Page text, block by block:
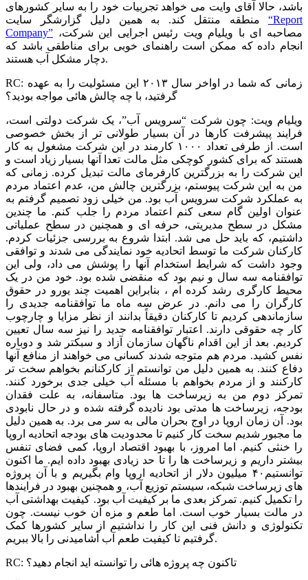
باشد، حالا آقای وایت می خواهد تجربیات خود را به سایر کشورهای
“Report
Company”
انجام داده که ممکن است راهنمای خوبی برای مناطقی باشد که
دچار مشکل آب هستند.
RC: زمانی که شما در اواخر سال ۲۰۱۳ این مسئولیت را به عهده
گرفتید، با چه چالش هائی مواجه بودید؟
ویلیام ویت: چون شرکت “سرویس آب”، یک شرکت دولتی است،
فرایند پیشرفت کارها در آن بسیار طولانی تر از بخش خصوصی
است. از طرفی تعداد ۱۰۰۰ کارمند در این شرکت مشغول به کار
هستند که برای کشور کوچکی مثل مالت تعدا آنها بسیار زیاد است و
این شرکت را به بزرگترین کارفرمای مالت تبدیل کرده. زمانی که
من به این شرکت پیوستم، بزرگترین چالش من، عدم اعتماد مردم
به عملکرد شرکت سرویس آب بود. من خیلی زود تصمیم گرفتم به
عنوان اولین گام سعی کنم اعتماد مردم را جلب کنم. ما چندین
مشکل در سطح مدیریتی، حرفه ای و همچنین در سطح عملیاتی
داشتیم، که باید حل می شد. ابتدا شروع به بررسی جزئیات کردم.
کارکنان شرکت ما توسط اتحادیه خود نمایندگی می شدند و توافقی
وجود داشت که شرایط استخدام آنها را پوشش می داد، ولی این
توافقنامه سه سال و نیم بود که منقضی شده بود. خود من در یک
محیط کارگری رشد کرده ام ، بنابراین اهمیت چند یورو در حقوق
کارگران را می دانم. در عرض سه ماه ما توافقنامه جدیدی را
سازماندهی کردیم تا کارکنان دقیقاً بدانند از نظر مزایا و چارچوب
کار چه حقوقی دارند. اعتبار توافقنامه جدید را نیز سه سال تعیین
کردیم. بعد از این اقدام ناگهان سازمان آزاد و سبکتر شد و دوباره
نفس کشید. مردم هم متوجه شدند کسانی می خواهند از منافع آنها
دفاع کنند. به همین دلیل من توانستم از کارکنانم بخواهم سخت تر
کارکنند و از مردم بخواهم با مسئله آب خیلی جدی برخورد کنند.
تمرکز دوم من به زیرساخت ها بود. متاسفانه، به علت فقدان
بودجه، زیرساخت ها مدتی بود نادیده گرفته شده و در حال نابودی
بود. آن زمان اروپا در اوج بحران مالی به سر می برد. به همین دلیل
ما مجبور شدیم سخت کار کنیم تا محدودیت های بودجه اتحادیه اروپا
را خنثی کنیم. اما امروز، با بهبود اقتصاد اروپا، کمی فضای تنفس
بیشتر داریم و زیرساخت ها را تا حد زیادی بهبود داده ایم. ما اکنون
توانستیم۴۰ میلیون دلار از اتحادیه اروپا وام بگیریم و با آن پروژه
های زیرساخت شبکه، سیستم توزیع آب، و همچنین بهبود در فرایندها
را تکمیل کنیم. تمرکز بعدی ما بر کیفیت آب بود. کیفیت بهداشتی آب
در مالت بسیار خوب است. اما طعم و مزه آن خوب نیست. چون
تکنولوژی و دانش فنی این کار را نداشتیم از سایر کشورها کمک
گرفتیم تا کیفیت طعم آب آشامیدنی را بالا ببریم.
RC: تاکنون چه پروژه هائی را توانسته اید انجام دهید؟